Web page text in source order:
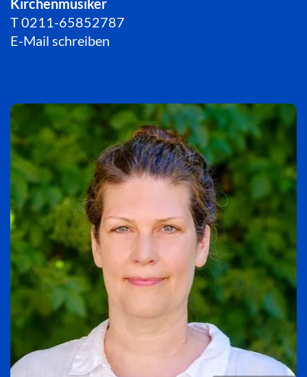
Kirchenmusiker
T0211-65852787
E-Mail schreiben